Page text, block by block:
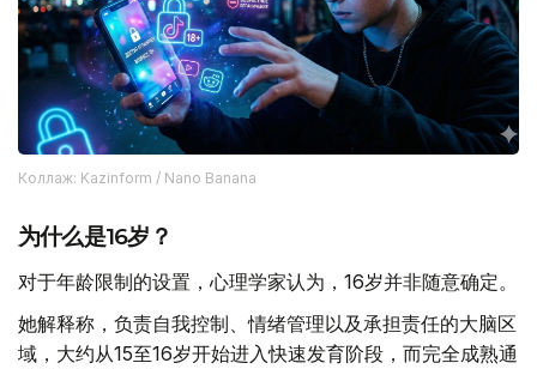
Коллаж: Kazinform / Nano Banana
为什么是16岁？
对于年龄限制的设置，心理学家认为，16岁并非随意确定。
她解释称，负责自我控制、情绪管理以及承担责任的大脑区
域，大约从15至16岁开始进入快速发育阶段，而完全成熟通